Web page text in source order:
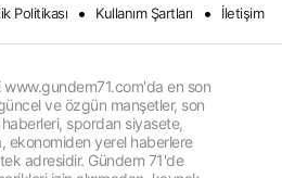
Politikası • Kullanım Şartları • İletişim
www.gundem71.com'da en son
ve özgün manşetler, son
haberleri, spordan siyasete,
ekonomiden yerel haberlere
adresidir. Gündem 71'de